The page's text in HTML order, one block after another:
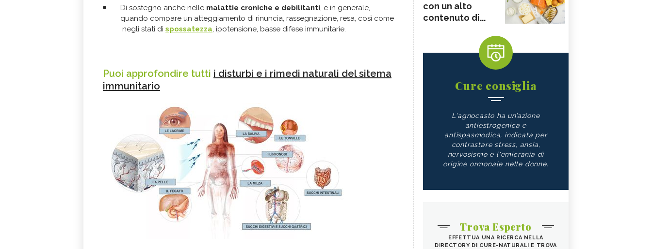
Di sostegno anche nelle malattie croniche e debilitanti, e in generale,
quando compare un atteggiamento di rinuncia, rassegnazione, resa, così come
negli stati di spossatezza, ipotensione, basse difese immunitarie.
Puoi approfondire tutti i disturbi e i rimedi naturali del sitema
immunitario
con un alto
contenuto di...
Cure consiglia
L'agnocasto ha un’azione
antiestrogenica e
antispasmodica, indicata per
contrastare stress, ansia,
nervosismo e l'emicrania di
origine ormonale nelle donne.
Trova Esperto
EFFETTUA UNA RICERCA NELLA
DIRECTORY DI CURE-NATURALI E TROVA